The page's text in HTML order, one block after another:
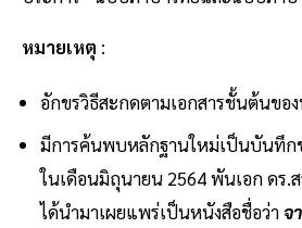
หมายเหตุ :
อักขรวิธีสะกดตามเอกสารชั้นต้นขอ
มีการค้นพบหลักฐานใหม่เป็นบันทึก
ในเดือนมิถุนายน 2564 พันเอก ดร.
ได้นำมาเผยแพร่เป็นหนังสือชื่อว่า จ